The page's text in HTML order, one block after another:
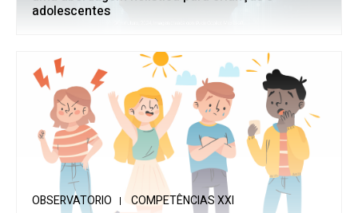
adolescentes
OBSERVATORIO COMPETÊNCIAS XXI